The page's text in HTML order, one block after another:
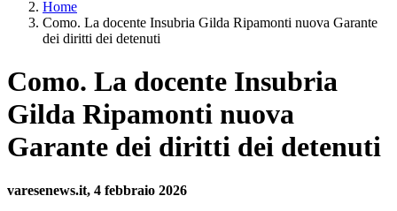
Home
Como. La docente Insubria Gilda Ripamonti nuova Garante
dei diritti dei detenuti
Como. La docente Insubria
Gilda Ripamonti nuova
Garante dei diritti dei detenuti
varesenews.it, 4 febbraio 2026